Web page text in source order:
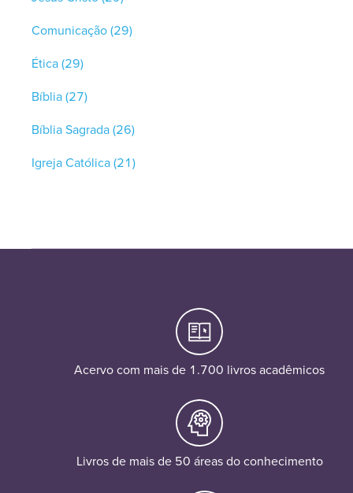
Comunicação(29)
Ética(29)
Bíblia(27)
Bíblia Sagrada(26)
Igreja Católica(21)
Acervo com mais de 1.700 livros acadêmicos
Livros de mais de 50 áreas do conhecimento